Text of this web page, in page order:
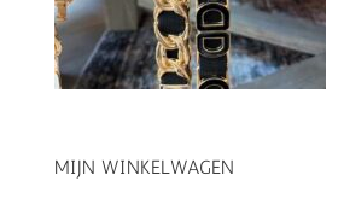
MIJN WINKELWAGEN